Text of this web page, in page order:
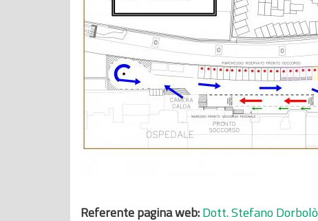
Referente pagina web:Dott. Stefano Dorbolò